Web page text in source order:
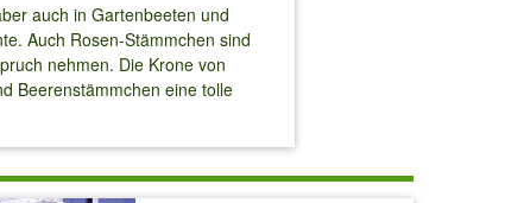
auch in Gartenbeeten und
Auch Rosen-Stämmchen sind
nehmen. Die Krone von
Beerenstämmchen eine tolle